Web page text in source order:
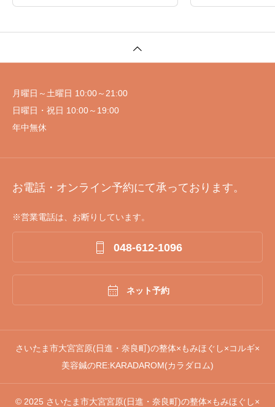
月曜日～土曜日 10:00～21:00
日曜日・祝日 10:00～19:00
年中無休
お電話・オンライン予約にて承っております。
※営業電話は、お断りしています。
 048-612-1096
 ネット予約
さいたま市大宮宮原(日進・奈良町)の整体×もみほぐし×コルギ×
美容鍼のRE:KARADAROM(カラダロム)
© 2025 さいたま市大宮宮原(日進・奈良町)の整体×もみほぐし×